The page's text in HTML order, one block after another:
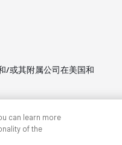
/或其附属公司在美国和
can learn more
of the